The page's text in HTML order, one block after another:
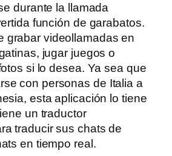
durante la llamada
función de garabatos.
grabar videollamadas en
jugar juegos o
si lo desea. Ya sea que
con personas de Italia a
esta aplicación lo tiene
un traductor
traducir sus chats de
en tiempo real.